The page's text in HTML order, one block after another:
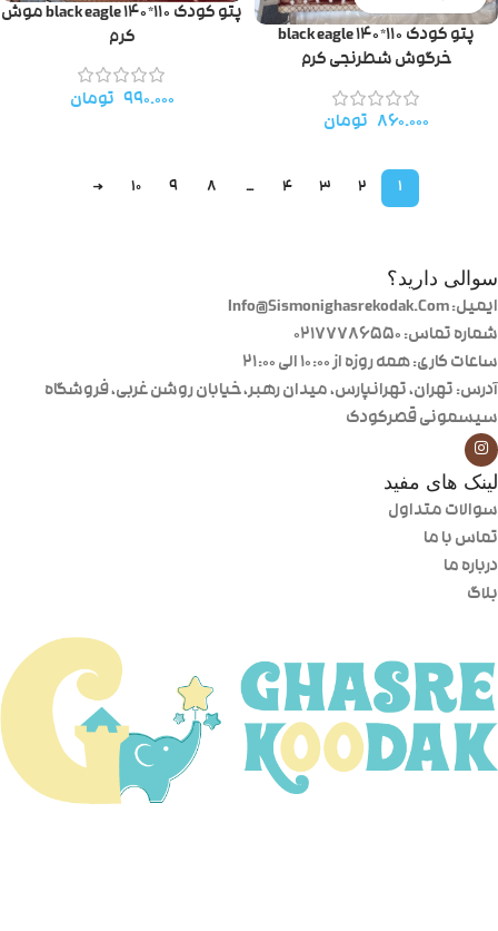
پتو کودک ۱۱۰*۱۴۰ black eagle
خرگوش شطرنجی کرم
۸۶۰.۰۰۰ تومان
پتو کودک ۱۱۰*۱۴۰ black eagle موش
کرم
۹۹۰.۰۰۰ تومان
1
2
3
4
…
8
9
10
→
سوالی دارید؟
ایمیل: Info@Sismonighasrekodak.Com
شماره تماس: 02177786550
ساعات کاری: همه روزه از ۱۰:۰۰ الی ۲۱:۰۰
آدرس: تهران، تهرانپارس، میدان رهبر، خیابان روشن غربی، فروشگاه
سیسمونی قصرکودک
لینک های مفید
سوالات متداول
تماس با ما
درباره ما
بلاگ